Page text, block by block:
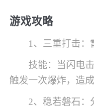
游戏攻略
1、三重打击：
技能：当闪电
触发一次爆炸，造
2、稳若磐石：